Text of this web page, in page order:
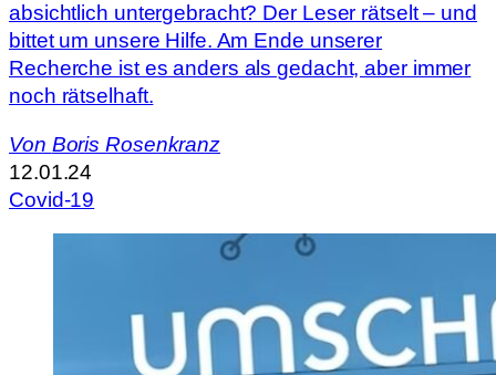
absichtlich untergebracht? Der Leser rätselt – und
bittet um unsere Hilfe. Am Ende unserer
Recherche ist es anders als gedacht, aber immer
noch rätselhaft.
Von Boris Rosenkranz
12.01.24
Covid-19